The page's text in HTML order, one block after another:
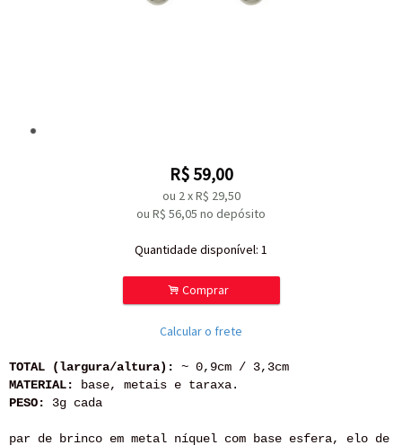
R$59,00
ou 2xR$ 29,50
ou R$ 56,05 no depósito
Quantidade disponível: 1
. Comprar
Calcular o frete
TOTAL (largura/altura):
~ 0,9cm / 3,3cm
MATERIAL:
base, metais e taraxa.
PESO:
3g cada
par de brinco em metal níquel com base esfera, elo de